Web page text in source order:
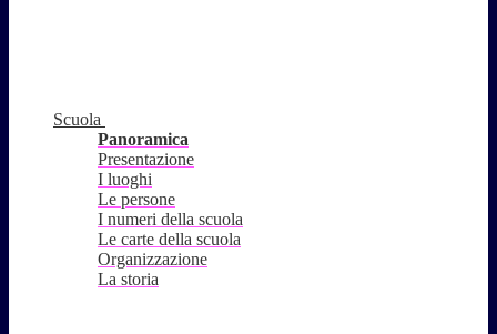
Scuola
Panoramica
Presentazione
I luoghi
Le persone
I numeri della scuola
Le carte della scuola
Organizzazione
La storia